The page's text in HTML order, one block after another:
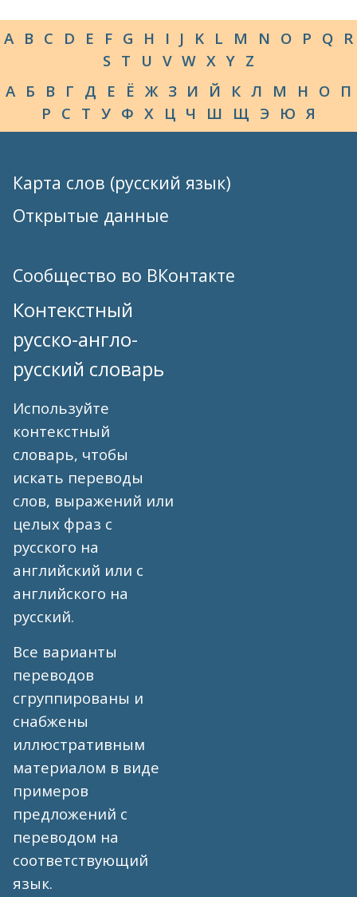
A B C D E F G H I J K L M N O P Q R
S T U V W X Y Z
А Б В Г Д Е Ё Ж З И Й К Л М Н О П
Р С Т У Ф Х Ц Ч Ш Щ Э Ю Я
Карта слов (русский язык)
Открытые данные
Сообщество во ВКонтакте
Контекстный
русско-англо-
русский словарь
Используйте
контекстный
словарь, чтобы
искать переводы
слов, выражений или
целых фраз с
русского на
английский или с
английского на
русский.
Все варианты
переводов
сгруппированы и
снабжены
иллюстративным
материалом в виде
примеров
предложений с
переводом на
соответствующий
язык.